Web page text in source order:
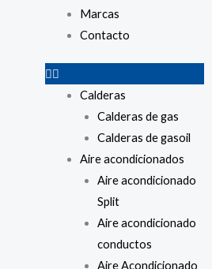
Marcas
Contacto
Calderas
Calderas de gas
Calderas de gasoil
Aire acondicionados
Aire acondicionado
Split
Aire acondicionado
conductos
Aire Acondicionado